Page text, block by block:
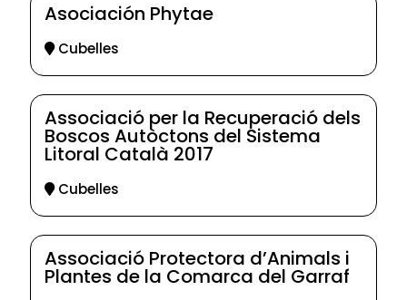
Asociación Phytae
Cubelles
Associació per la Recuperació dels
Boscos Autòctons del Sistema
Litoral Català 2017
Cubelles
Associació Protectora d’Animals i
Plantes de la Comarca del Garraf